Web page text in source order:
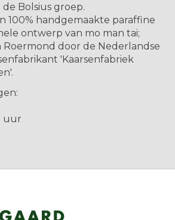
de Bolsius groep.
100% handgemaakte paraffine
ontwerp van mo man tai;
door de Nederlandse
'Kaarsenfabriek
uur